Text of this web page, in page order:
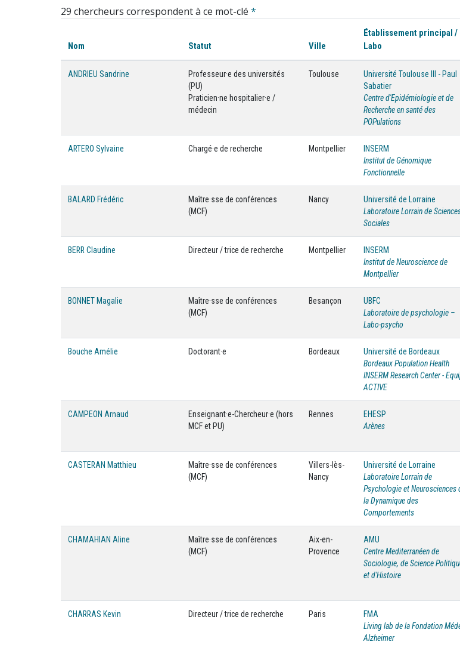
29 chercheurs correspondent à ce mot-clé *
Nom Statut Ville
Établissement principal /
Labo
ANDRIEU Sandrine
Professeur·e des universités
(PU)
Praticien·ne hospitalier·e /
médecin
Toulouse
Université Toulouse III - Paul
Sabatier
Centre d'Epidémiologie et de
Recherche en santé des
POPulations
ARTERO Sylvaine Chargé·e de recherche Montpellier
INSERM
Institut de Génomique
Fonctionnelle
BALARD Frédéric
Maître·sse de conférences
(MCF)
Nancy
Université de Lorraine
Laboratoire Lorrain de
Sociales
BERR Claudine Directeur / trice de recherche Montpellier
INSERM
Institut de Neuroscience de
Montpellier
BONNET Magalie
Maître·sse de conférences
(MCF)
Besançon
UBFC
Laboratoire de psychologie –
Labo-psycho
Bouche Amélie Doctorant·e Bordeaux
Université de Bordeaux
Bordeaux Population Health
INSERM Research Center -
ACTIVE
CAMPEON Arnaud
Enseignant·e-Chercheur·e (hors
MCF et PU)
Rennes
EHESP
Arènes
CASTERAN Matthieu
Maître·sse de conférences
(MCF)
Villers-lès-
Nancy
Université de Lorraine
Laboratoire Lorrain de
Psychologie et Neurosciences
la Dynamique des
Comportements
CHAMAHIAN Aline
Maître·sse de conférences
(MCF)
Aix-en-
Provence
AMU
Centre Mediterranéen de
Sociologie, de Science
et d'Histoire
CHARRAS Kevin Directeur / trice de recherche Paris
FMA
Living lab de la Fondation
Alzheimer